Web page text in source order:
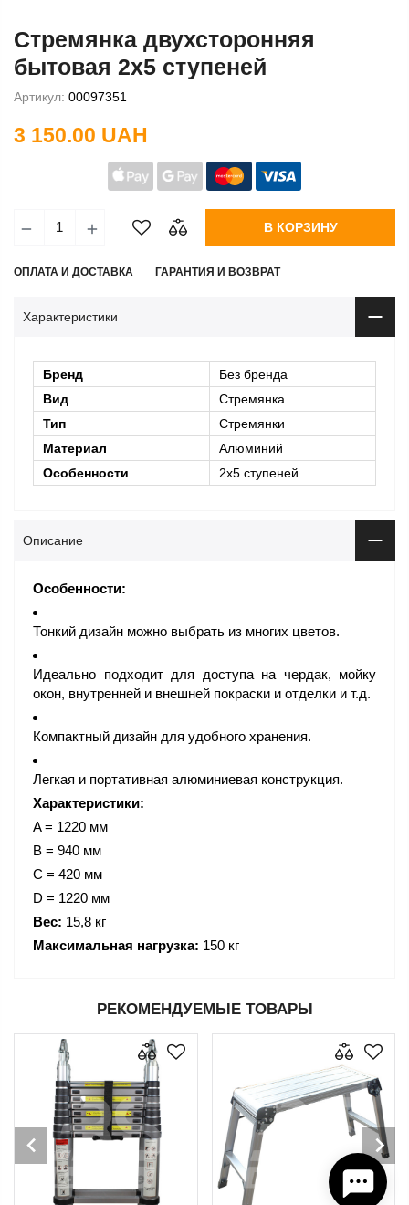
Стремянка двухсторонняя
бытовая 2х5 ступеней
Артикул: 00097351
3 150.00 UAH
В КОРЗИНУ
ОПЛАТА И ДОСТАВКА ГАРАНТИЯ И ВОЗВРАТ
Характеристики
Бренд
Без бренда
Вид
Стремянка
Тип
Стремянки
Материал
Алюминий
Особенности
2х5 ступеней
Описание
Особенности:
Тонкий дизайн можно выбрать из многих цветов.
Идеально подходит для доступа на чердак, мойку
окон, внутренней и внешней покраски и отделки и т.д.
Компактный дизайн для удобного хранения.
Легкая и портативная алюминиевая конструкция.
Характеристики:
A = 1220 мм
B = 940 мм
C = 420 мм
D = 1220 мм
Вес: 15,8 кг
Максимальная нагрузка: 150 кг
РЕКОМЕНДУЕМЫЕ ТОВАРЫ